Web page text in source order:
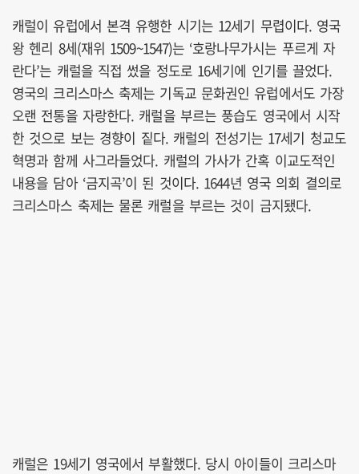
캐럴이 유럽에서 본격 유행한 시기는 12세기 무렵이다. 영국
왕 헨리 8세(재위 1509~1547)는 ‘호랑나무가시는 푸르게 자
란다’는 캐럴을 직접 썼을 정도로 16세기에 인기를 끌었다.
영국의 크리스마스 축제는 기독교 문화권인 유럽에서도 가장
오랜 전통을 자랑한다. 캐럴을 부르는 풍습도 영국에서 시작
한 것으로 보는 경향이 짙다. 캐럴의 전성기는 17세기 청교도
혁명과 함께 사그라들었다. 캐럴의 가사가 간혹 이교도적인
내용을 담아 ‘금지곡’이 된 것이다. 1644년 영국 의회 결의로
크리스마스 축제는 물론 캐럴을 부르는 것이 금지됐다.
캐럴은 19세기 영국에서 부활했다. 당시 아이들이 크리스마